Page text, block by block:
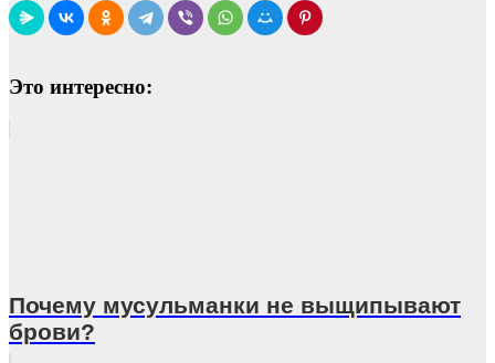
Это интересно:
Почему мусульманки не выщипывают
брови?